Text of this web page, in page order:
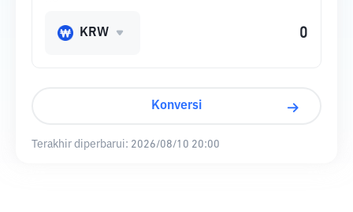
KRW
Konversi
Terakhir diperbarui: 2026/08/10 20:00